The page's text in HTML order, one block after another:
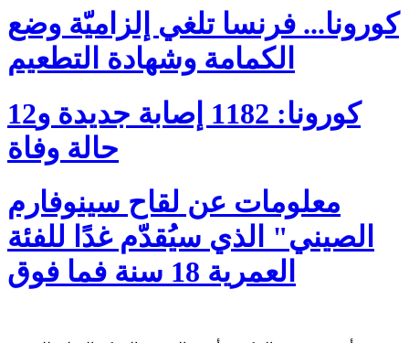
كورونا... فرنسا تلغي إلزاميّة وضع
الكمامة وشهادة التطعيم
كورونا: 1182 إصابة جديدة و12
حالة وفاة
معلومات عن لقاح سينوفارم
الصيني" الذي سيُقدّم غدًا للفئة
العمرية 18 سنة فما فوق